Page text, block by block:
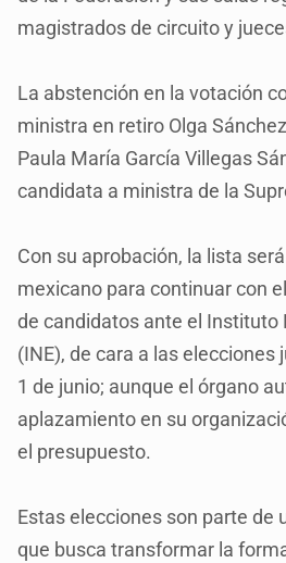
magistrados de circuito y
La abstención en la votación
ministra en retiro Olga
Paula María García Villegas
candidata a ministra de la
Con su aprobación, la lista
mexicano para continuar con
de candidatos ante el Instituto
(INE), de cara a las
1 de junio; aunque el órgano
aplazamiento en su
el presupuesto.
Estas elecciones son parte de
que busca transformar la